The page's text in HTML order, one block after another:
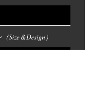
Size＆Design）